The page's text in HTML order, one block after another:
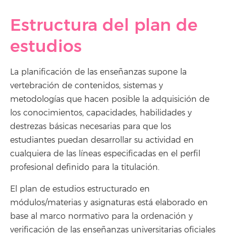
Estructura del plan de
estudios
La planificación de las enseñanzas supone la
vertebración de contenidos, sistemas y
metodologías que hacen posible la adquisición de
los conocimientos, capacidades, habilidades y
destrezas básicas necesarias para que los
estudiantes puedan desarrollar su actividad en
cualquiera de las líneas especificadas en el perfil
profesional definido para la titulación.
El plan de estudios estructurado en
módulos/materias y asignaturas está elaborado en
base al marco normativo para la ordenación y
verificación de las enseñanzas universitarias oficiales